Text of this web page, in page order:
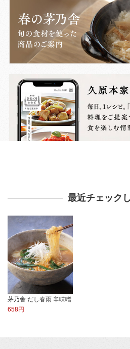
最近チェック
茅乃舎 だし春雨 辛味噌
658円